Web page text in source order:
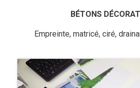
BÉTONS
Empreinte, matricé, ciré,